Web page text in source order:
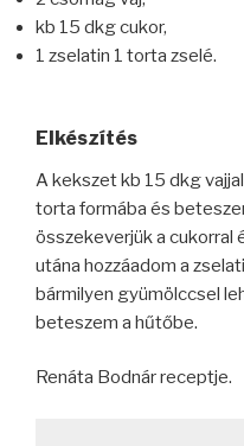
kb 15 dkg cukor,
1 zselatin 1 torta zselé.
Elkészítés
A kekszet kb 15 dkg
torta formába és
összekeverjük a cukorral
utána hozzáadom a
bármilyen gyümölccsel
beteszem a hűtőbe.
Renáta Bodnár receptje.